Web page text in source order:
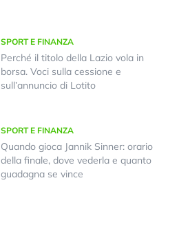
SPORT E FINANZA
Perché il titolo della Lazio vola in
borsa. Voci sulla cessione e
sull’annuncio di Lotito
SPORT E FINANZA
Quando gioca Jannik Sinner: orario
della finale, dove vederla e quanto
guadagna se vince